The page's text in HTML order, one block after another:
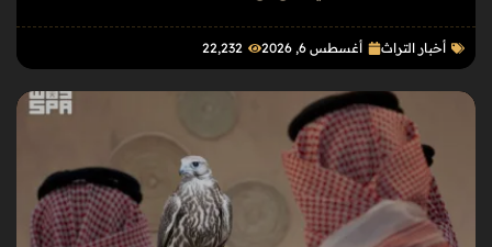
أخبار التراث أغسطس 6, 2026 22٬232